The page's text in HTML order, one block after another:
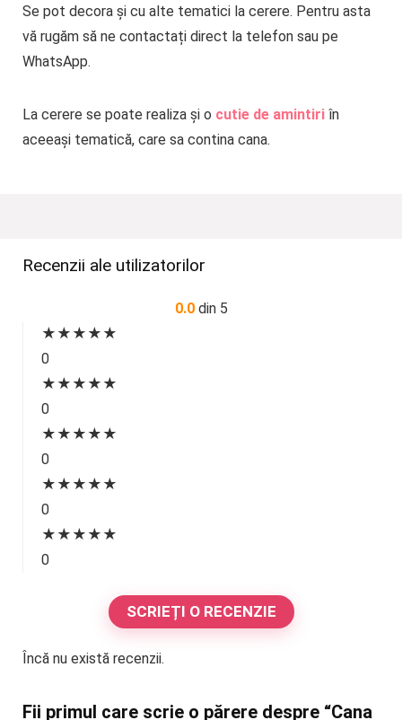
Se pot decora și cu alte tematici la cerere. Pentru asta
vă rugăm să ne contactați direct la telefon sau pe
WhatsApp.
La cerere se poate realiza și o cutie de amintiriîn
aceeași tematică, care sa contina cana.
Recenzii ale utilizatorilor
0.0 din 5
★ ★ ★ ★ ★
0
★ ★ ★ ★ ★
0
★ ★ ★ ★ ★
0
★ ★ ★ ★ ★
0
★ ★ ★ ★ ★
0
SCRIEȚI O RECENZIE
Încă nu există recenzii.
Fii primul care scrie o părere despre “Cana